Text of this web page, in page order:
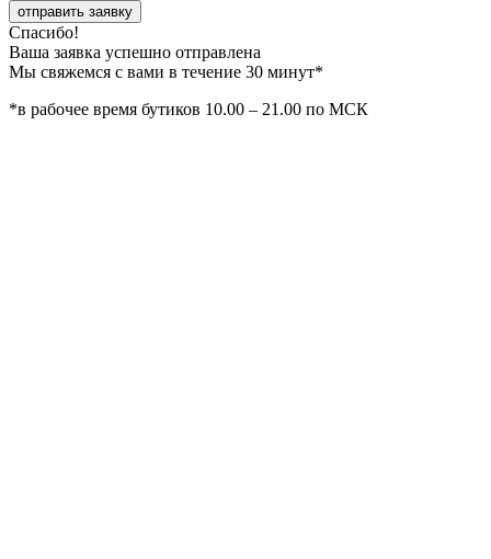
отправить заявку
Спасибо!
Ваша заявка успешно отправлена
Мы свяжемся с вами в течение 30 минут*
*в рабочее время бутиков 10.00 – 21.00 по МСК